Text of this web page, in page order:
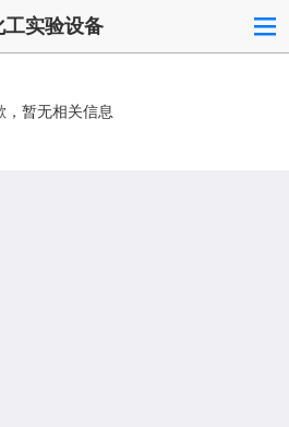
工实验设备
，暂无相关信息